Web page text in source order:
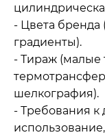
- Цвета бренда
градиенты).
- Тираж (малые
шелкография).
- Требования к